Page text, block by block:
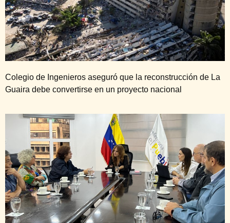
Colegio de Ingenieros aseguró que la reconstrucción de La
Guaira debe convertirse en un proyecto nacional